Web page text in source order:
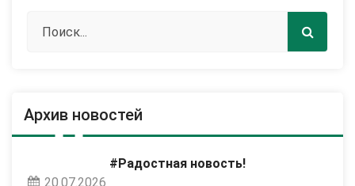
Архив новостей
#Радостная новость!
20.07.2026